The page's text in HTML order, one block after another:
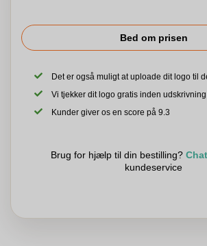
Bed om prisen
Det er også muligt at uploade dit logo til
Vi tjekker dit logo gratis inden udskrivning
Kunder giver os en score på 9.3
Brug for hjælp til din bestilling? Chat
kundeservice